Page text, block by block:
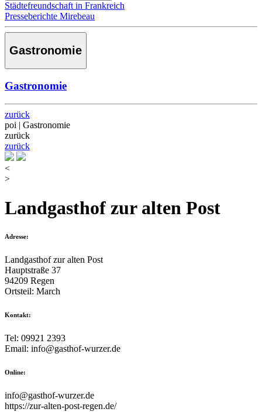
Städtefreundschaft in Frankreich
Presseberichte Mirebeau
Gastronomie
Gastronomie
zurück
poi | Gastronomie
zurück
zurück
<
>
Landgasthof zur alten Post
Adresse:
Landgasthof zur alten Post
Hauptstraße 37
94209 Regen
Ortsteil: March
Kontakt:
Tel: 09921 2393
Email: info@gasthof-wurzer.de
Online:
info@gasthof-wurzer.de
https://zur-alten-post-regen.de/